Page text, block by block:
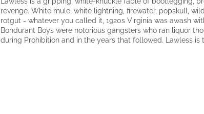
revenge. White mule, white lightning, firewater, popskull,
rotgut - whatever you called it, 1920s Virginia was awash
Bondurant Boys were notorious gangsters who ran liquor
during Prohibition and in the years that followed. Lawless is